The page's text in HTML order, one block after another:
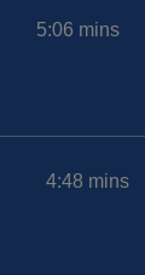
5:06 mins
4:48 mins